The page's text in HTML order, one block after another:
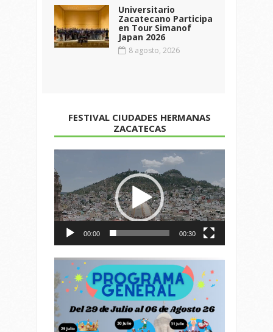
Universitario
Zacatecano Participa
en Tour Simanof
Japan 2026
8 agosto, 2026
FESTIVAL CIUDADES HERMANAS
ZACATECAS
de
vídeo
00:00 00:30